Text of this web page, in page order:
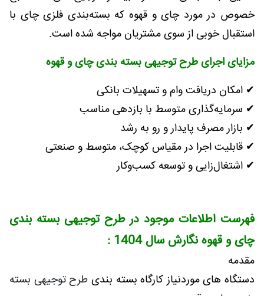
خصوص در مورد چای و قهوه که بسته‌بندی فلزی چای با
استقبال خوبی از سوی مشتریان مواجه شده است.
مزایای اجرای طرح توجیهی بسته بندی چای و قهوه
✔ امکان دریافت وام و تسهیلات بانکی
✔ سرمایه‌گذاری متوسط با بازدهی مناسب
✔ بازار مصرف پایدار و رو به رشد
✔ قابلیت اجرا در مقیاس کوچک، متوسط و صنعتی
✔ اشتغال‌زایی و توسعه کسب‌وکار
فهرست اطلاعات موجود در طرح توجیهی بسته بندی
چای و قهوه نگارش سال 1404 :
مقدمه
دستگاه های موردنیاز کارگاه بسته بندی طرح توجیهی بسته